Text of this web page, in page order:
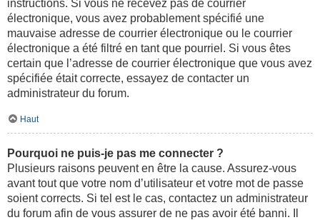
instructions. Si vous ne recevez pas de courrier
électronique, vous avez probablement spécifié une
mauvaise adresse de courrier électronique ou le courrier
électronique a été filtré en tant que pourriel. Si vous êtes
certain que l’adresse de courrier électronique que vous avez
spécifiée était correcte, essayez de contacter un
administrateur du forum.
Haut
Pourquoi ne puis-je pas me connecter ?
Plusieurs raisons peuvent en être la cause. Assurez-vous
avant tout que votre nom d’utilisateur et votre mot de passe
soient corrects. Si tel est le cas, contactez un administrateur
du forum afin de vous assurer de ne pas avoir été banni. Il